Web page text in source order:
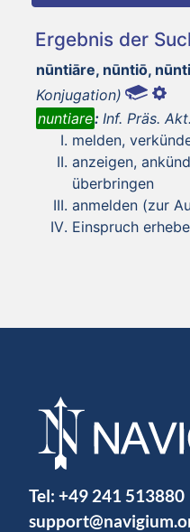
Ergebnis der
nūntiāre, nūntiō,
Konjugation)
nuntiare: Inf. Präs. Akt.
melden,
anzeigen,
überbringen
anmelden (zur
Einspruch
Tel: +49 241 513880